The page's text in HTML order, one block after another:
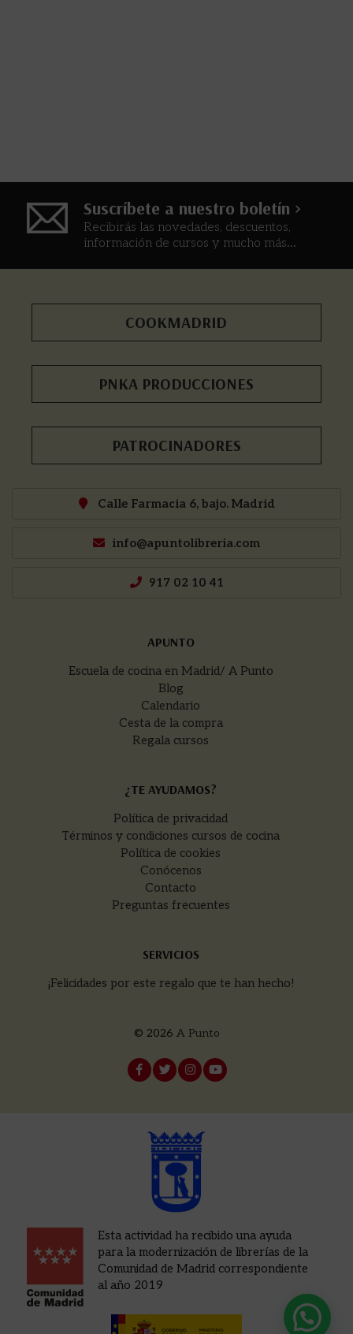
Suscríbete a nuestro boletín >
Recibirás las novedades, descuentos,
información de cursos y mucho más...
COOKMADRID
PNKA PRODUCCIONES
PATROCINADORES
Calle Farmacia 6, bajo. Madrid
info@apuntolibreria.com
917 02 10 41
APUNTO
Escuela de cocina en Madrid/ A Punto
Blog
Calendario
Cesta de la compra
Regala cursos
¿TE AYUDAMOS?
Política de privacidad
Términos y condiciones cursos de cocina
Política de cookies
Conócenos
Contacto
Preguntas frecuentes
SERVICIOS
¡Felicidades por este regalo que te han hecho!
© 2026 A Punto
Esta actividad ha recibido una ayuda
para la modernización de librerías de la
Comunidad de Madrid correspondiente
al año 2019